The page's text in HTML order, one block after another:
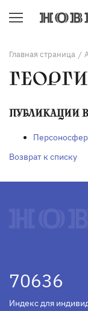
Главная страница /
ПУБЛИКАЦИИ
Возврат к списку
70636
Индекс для